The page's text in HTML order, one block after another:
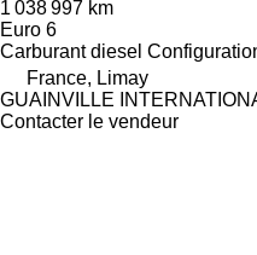
1 038 997 km
Euro 6
Carburant diesel
France, Limay
GUAINVILLE
Contacter le vendeur